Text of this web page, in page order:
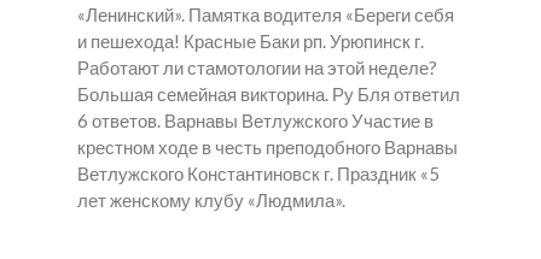
«Ленинский». Памятка водителя «Береги себя
и пешехода! Красные Баки рп. Урюпинск г.
Работают ли стамотологии на этой неделе?
Большая семейная викторина. Ру Бля ответил
6 ответов. Варнавы Ветлужского Участие в
крестном ходе в честь преподобного Варнавы
Ветлужского Константиновск г. Праздник «5
лет женскому клубу «Людмила».